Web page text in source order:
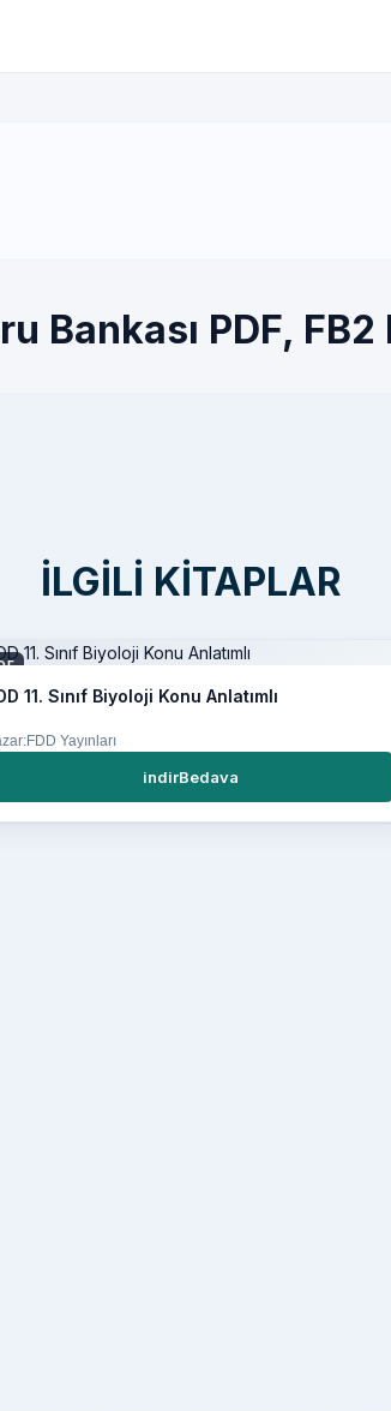
Bankası PDF,
İLGILI KITAPLAR
11. Sınıf Biyoloji Konu Anlatımlı
Yayınları
indirBedava